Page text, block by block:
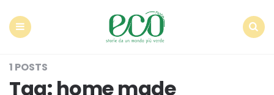
1 POSTS
Tag: home made